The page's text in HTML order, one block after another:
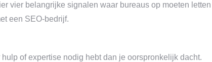
vier belangrijke signalen waar bureaus op moeten letten
een SEO-bedrijf.
of expertise nodig hebt dan je oorspronkelijk dacht.